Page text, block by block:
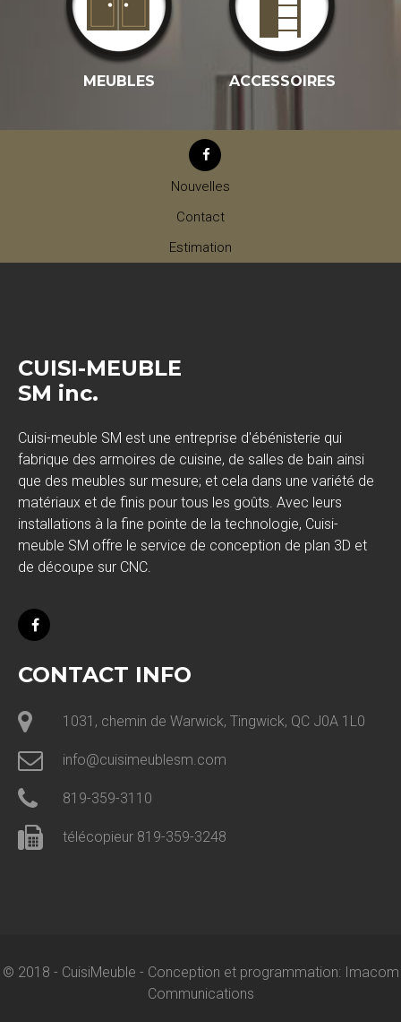
MEUBLES ACCESSOIRES
Nouvelles
Contact
Estimation
CUISI-MEUBLE
SM inc.
Cuisi-meuble SM est une entreprise d'ébénisterie qui
fabrique des armoires de cuisine, de salles de bain ainsi
que des meubles sur mesure; et cela dans une variété de
matériaux et de finis pour tous les goûts. Avec leurs
installations à la fine pointe de la technologie, Cuisi-
meuble SM offre le service de conception de plan 3D et
de découpe sur CNC.
CONTACT INFO
1031, chemin de Warwick, Tingwick, QC J0A 1L0
info@cuisimeublesm.com
819-359-3110
télécopieur 819-359-3248
© 2018 - CuisiMeuble - Conception et programmation: Imacom
Communications